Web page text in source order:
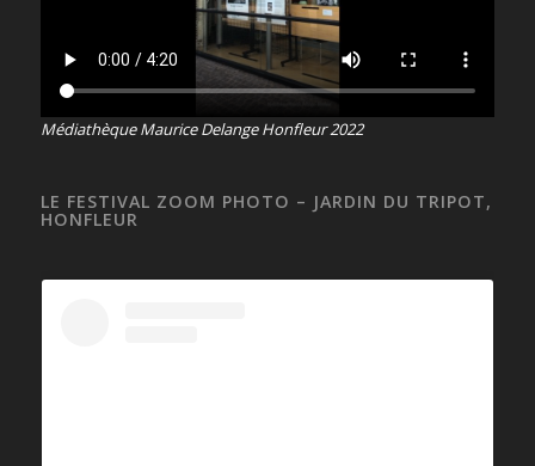
Médiathèque Maurice Delange Honfleur 2022
LE FESTIVAL ZOOM PHOTO – JARDIN DU TRIPOT,
HONFLEUR